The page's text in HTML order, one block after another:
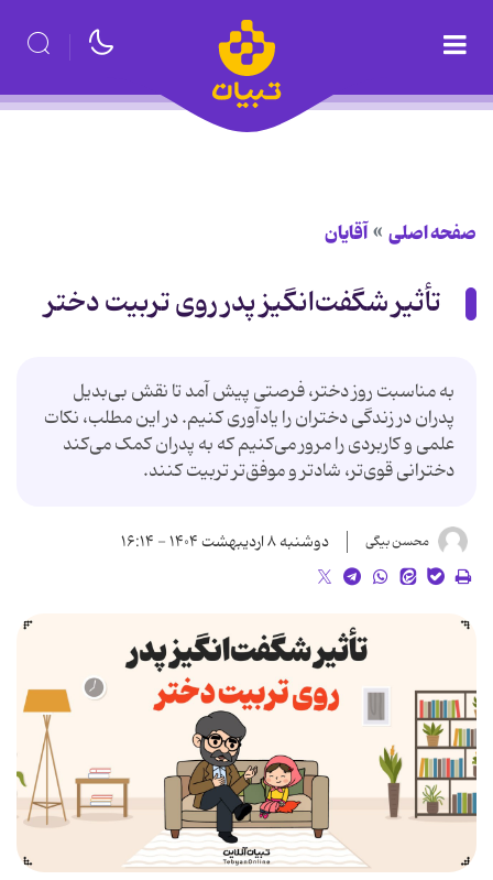
صفحه اصلی آقایان
تأثیر شگفت‌انگیز پدر روی تربیت دختر
به مناسبت روز دختر، فرصتی پیش آمد تا نقش بی‌بدیل
پدران در زندگی دختران را یادآوری کنیم. در این مطلب، نکات
علمی و کاربردی را مرور می‌کنیم که به پدران کمک می‌کند
دخترانی قوی‌تر، شادتر و موفق‌تر تربیت کنند.
محسن بیگی دوشنبه ۸ اردیبهشت ۱۴۰۴ - ۱۶:۱۴